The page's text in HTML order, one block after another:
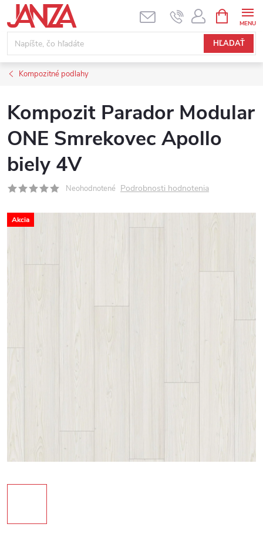
Prejsť na obsah
HĽADAŤ
Kompozitné podlahy
Kompozit Parador Modular
ONE Smrekovec Apollo
biely 4V
Neohodnotené Podrobnosti hodnotenia
Akcia